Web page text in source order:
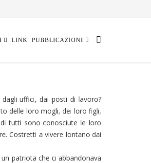
LINK PUBBLICAZIONI
uffici, dai posti di lavoro?
delle loro mogli, dei loro figli,
tutti sono conosciute le loro
Costretti a vivere lontano dai
patriota che ci abbandonava